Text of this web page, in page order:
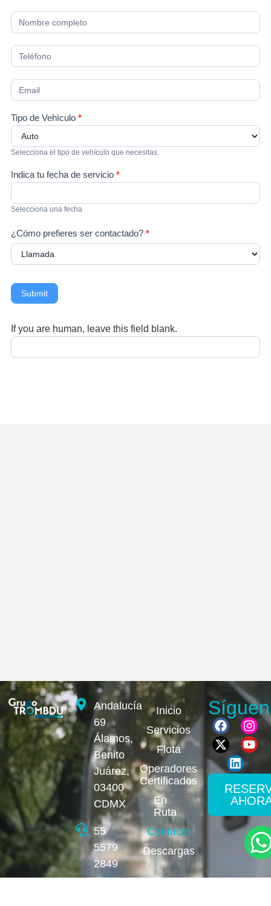
contacto
Tipo de Vehículo *
Selecciona el tipo de vehículo que necesitas.
Indica tu fecha de servicio *
Selecciona una fecha
¿Cómo prefieres ser contactado? *
Submit
If you are human, leave this field blank.
Andalucía
69
Álamos,
Benito
Juárez,
03400
CDMX
55
5579
2849
Inicio
Servicios
Flota
Operadores
Certificados
En
Ruta
Contacto
Descargas